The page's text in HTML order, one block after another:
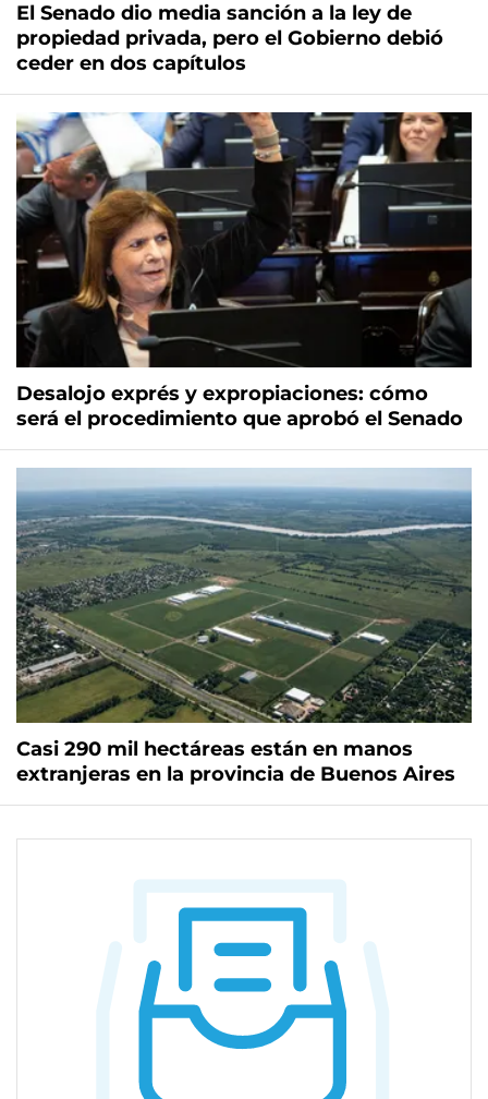
El Senado dio media sanción a la ley de
propiedad privada, pero el Gobierno debió
ceder en dos capítulos
Desalojo exprés y expropiaciones: cómo
será el procedimiento que aprobó el Senado
Casi 290 mil hectáreas están en manos
extranjeras en la provincia de Buenos Aires